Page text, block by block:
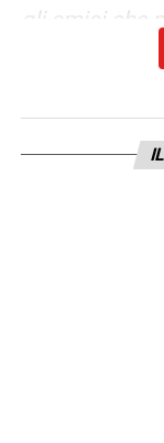
gli amici che
oltre. Le
LA PLAYLIST